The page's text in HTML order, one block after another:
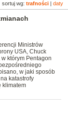
sortuj wg: trafności daty
Ministrów
USA, Chuck
którym Pentagon
w jaki sposób
katastrofy
klimatem